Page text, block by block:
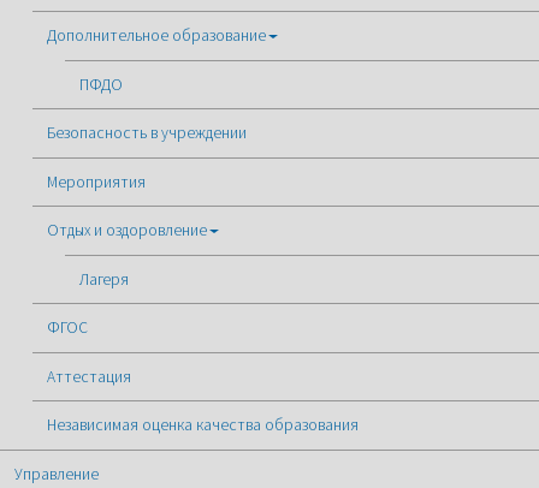
Дополнительное образование
ПФДО
Безопасность в учреждении
Мероприятия
Отдых и оздоровление
Лагеря
ФГОС
Аттестация
Независимая оценка качества образования
Управление